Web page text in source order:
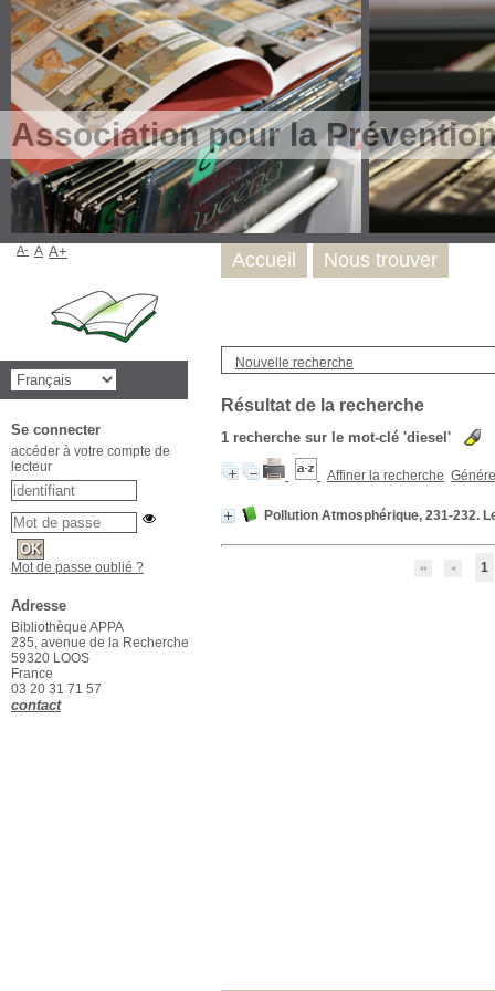
Association pour la
Nouvelle recherche
Résultat de la recherche
1 recherche sur le mot-clé 'diesel'
Affiner la recherche
Pollution Atmosphérique, 231-232.
1
Accueil Nous trouver
A- A A+
Se connecter
accéder à votre compte de
lecteur
Mot de passe oublié ?
Adresse
Bibliothèque APPA
235, avenue de la Recherche
59320 LOOS
France
03 20 31 71 57
contact